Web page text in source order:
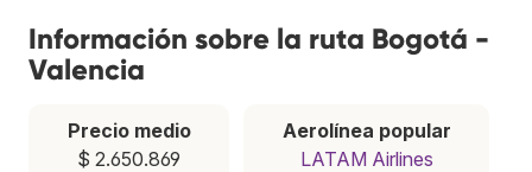
Información sobre la ruta Bogotá -
Valencia
Precio medio
$ 2.650.869
Aerolínea popular
LATAM Airlines